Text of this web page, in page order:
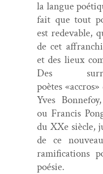
la langue
fait que tout
est redev­able,
de cet
et des lieux
Des
poètes «accros»
Yves
ou Fran­cis
du XXe siè­cle,
de ce
ram­i­fi­ca­tions
poésie.